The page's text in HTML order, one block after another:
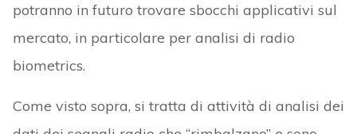
potranno in futuro trovare sbocchi applicativi sul
mercato, in particolare per analisi di radio
biometrics.
Come visto sopra, si tratta di attività di analisi dei